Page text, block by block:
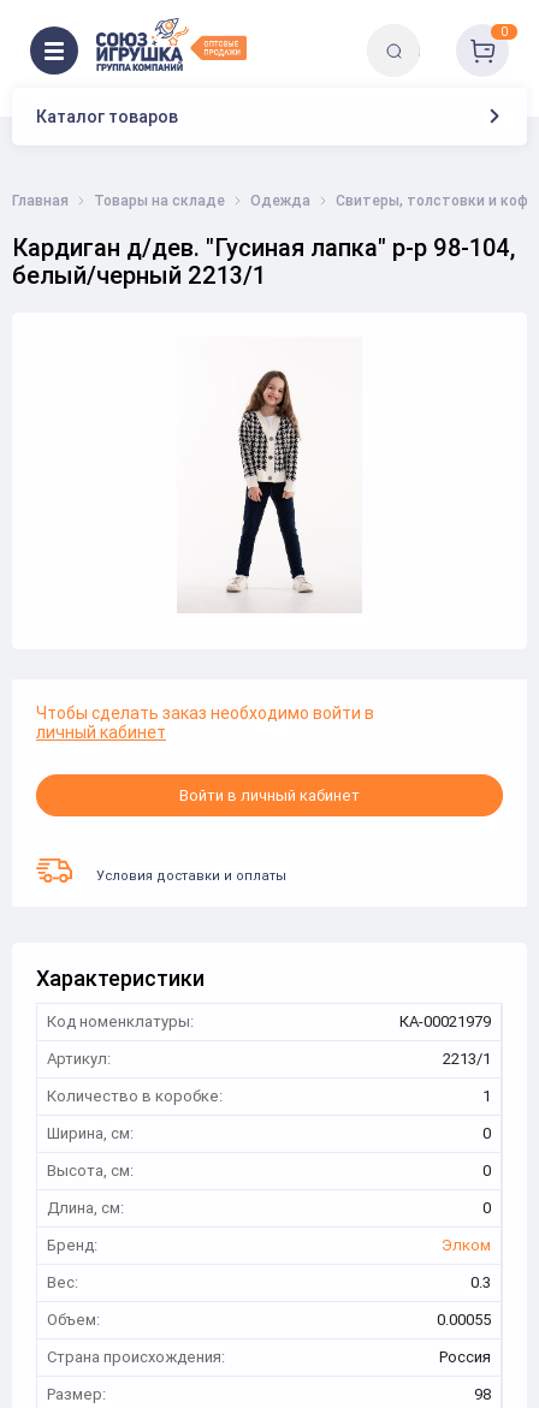
Каталог товаров
0
Главная Товары на складе Одежда Свитеры, толстовки и
Кардиган д/дев. "Гусиная лапка" р-р 98-104,
белый/черный 2213/1
Чтобы сделать заказ необходимо войти в
личный кабинет
Войти в личный кабинет
Условия доставки и оплаты
Характеристики
Код номенклатуры:
КА-00021979
Артикул:
2213/1
Количество в коробке:
1
Ширина, см:
0
Высота, см:
0
Длина, см:
0
Бренд:
Элком
Вес:
0.3
Объем:
0.00055
Страна происхождения:
Россия
Размер:
98